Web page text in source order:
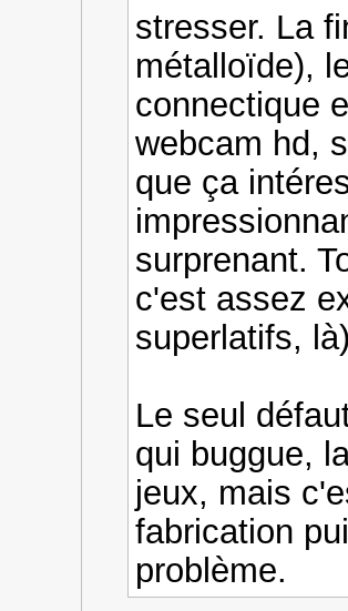
stresser. La
métalloïde),
connectique
webcam hd,
que ça
surprenant.
c'est assez
superlatifs,
Le seul
qui buggue,
jeux, mais
fabrication
problème.